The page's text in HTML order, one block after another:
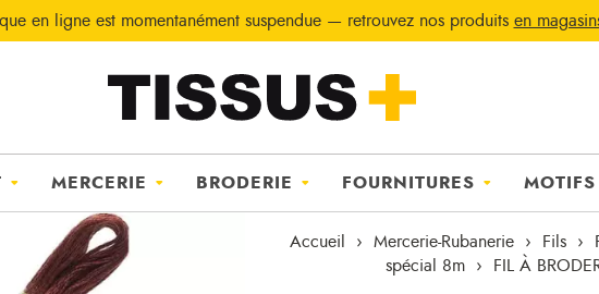
en ligne est momentanément suspendue — retrouvez nos produits en
MERCERIE BRODERIE FOURNITURES
Accueil Mercerie-Rubanerie Fils
spécial 8m
FIL À